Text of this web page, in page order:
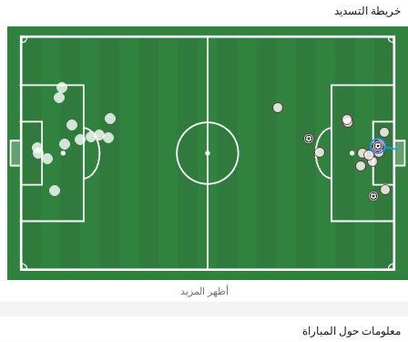
خريطة التسديد
أظهر المزيد
معلومات حول المباراة